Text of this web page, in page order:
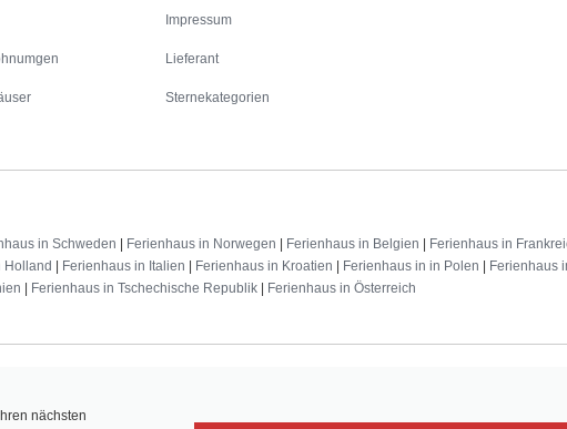
Impressum
Lieferant
Sternekategorien
in Schweden Ferienhaus in Norwegen Ferienhaus in Belgien Ferienhaus in
Holland Ferienhaus in Italien Ferienhaus in Kroatien Ferienhaus in in Polen Ferienhaus
Ferienhaus in Tschechische Republik Ferienhaus in Österreich
nächsten